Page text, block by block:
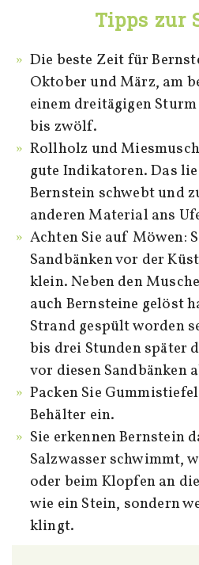
Tipps zur
Die beste Zeit für
Oktober und März, am
einem dreitägigen
bis zwölf.
Rollholz und
gute Indikatoren. Das
Bernstein schwebt und
anderen Material ans
Achten Sie auf Möwen:
Sandbänken vor der
klein. Neben den
auch Bernsteine gelöst
Strand gespült worden
bis drei Stunden später
vor diesen Sandbänken
Packen Sie
Behälter ein.
Sie erkennen Bernstein
Salzwasser schwimmt,
oder beim Klopfen an
wie ein Stein, sondern
klingt.